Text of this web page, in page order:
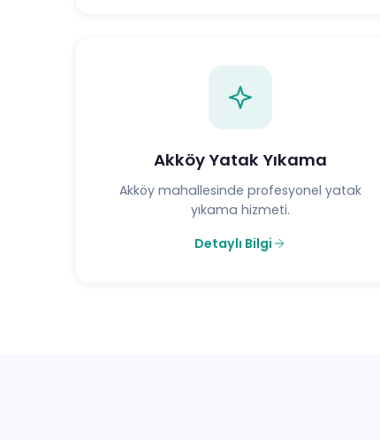
Akköy Yatak Yıkama
Akköy mahallesinde profesyonel yatak
yıkama hizmeti.
Detaylı Bilgi